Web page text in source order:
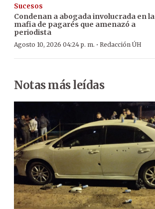
Sucesos
Condenan a abogada involucrada en la
mafia de pagarés que amenazó a
periodista
Agosto 10, 2026 04:24 p. m. · Redacción ÚH
Notas más leídas